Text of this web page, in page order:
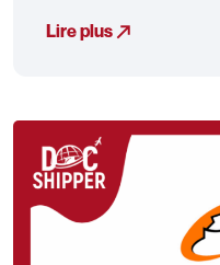
Lire plus